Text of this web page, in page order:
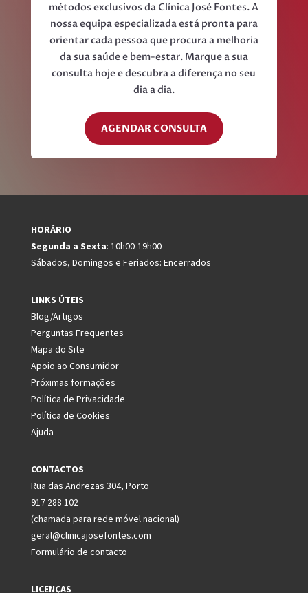
métodos exclusivos da Clínica José Fontes. A
nossa equipa especializada está pronta para
orientar cada pessoa que procura a melhoria
da sua saúde e bem-estar. Marque a sua
consulta hoje e descubra a diferença no seu
dia a dia.
AGENDAR CONSULTA
HORÁRIO
Segunda a Sexta: 10h00-19h00
Sábados, Domingos e Feriados: Encerrados
LINKS ÚTEIS
Blog/Artigos
Perguntas Frequentes
Mapa do Site
Apoio ao Consumidor
Próximas formações
Política de Privacidade
Política de Cookies
Ajuda
CONTACTOS
Rua das Andrezas 304, Porto
917 288 102
(chamada para rede móvel nacional)
geral@clinicajosefontes.com
Formulário de contacto
LICENÇAS